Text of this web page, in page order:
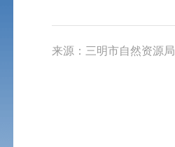
来源：三明市自然资源局